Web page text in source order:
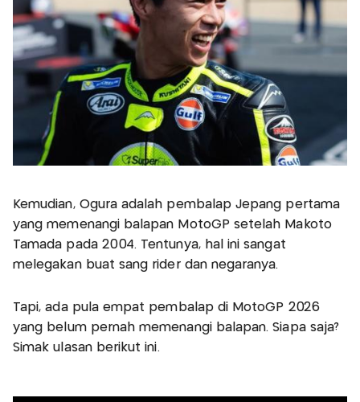
Kemudian, Ogura adalah pembalap Jepang pertama
yang memenangi balapan MotoGP setelah Makoto
Tamada pada 2004. Tentunya, hal ini sangat
melegakan buat sang rider dan negaranya.
Tapi, ada pula empat pembalap di MotoGP 2026
yang belum pernah memenangi balapan. Siapa saja?
Simak ulasan berikut ini.